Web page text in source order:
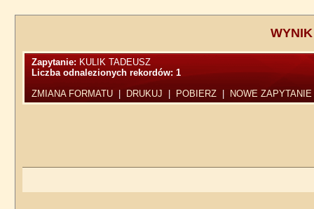
Zapytanie: KULIK TADEUSZ
Liczba odnalezionych rekordów:1
ZMIANA FORMATU
DRUKUJ POBIERZ NOWE ZAPYTANIE